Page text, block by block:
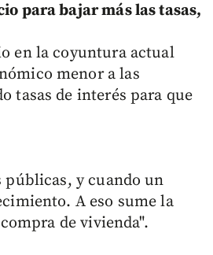
para bajar más las tasas,
en la coyuntura actual
menor a las
tasas de interés para que
públicas, y cuando un
A eso sume la
de vivienda".